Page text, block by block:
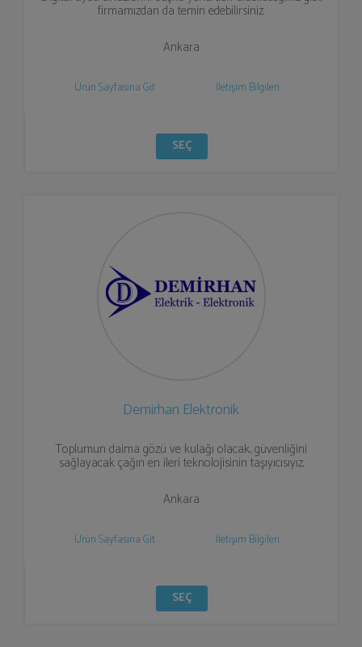
firmamızdan da temin edebilirsiniz.
Ankara
Ürün Sayfasına Git İletişim Bilgileri
SEÇ
Demirhan Elektronik
Toplumun daima gözü ve kulağı olacak, güvenliğini
sağlayacak çağın en ileri teknolojisinin taşıyıcısıyız.
Ankara
Ürün Sayfasına Git İletişim Bilgileri
SEÇ